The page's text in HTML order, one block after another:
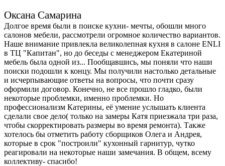
Оксана Самарина
Долгое время были в поиске кухни- мечты, обошли много
салонов мебели, рассмотрели огромное количество вариантов.
Наше внимание привлекла великолепная кухня в салоне ENLI
в ТЦ "Капитан", но до беседы с менеджером Екатериной
мебель была одной из... Пообщавшись, мы поняли что наши
поиски подошли к концу. Мы получили настолько детальные
и исчерпывающие ответы на вопросы, что почти сразу
оформили договор. Конечно, не все прошло гладко, были
некоторые проблемки, именно проблемки. Но
профессионализм Катерины, её умение услышать клиента
сделали свое дело( только на замеры Катя приезжала три раза,
чтобы скорректировать размеры во время ремонта). Также
хотелось бы отметить работу сборщиков Олега и Андрея,
которые в срок "построили" кухонный гарнитур, чутко
реагировали на некоторые наши замечания. В общем, всему
коллективу- спасибо!